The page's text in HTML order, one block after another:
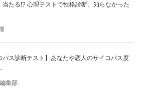
当たる!? 心理テストで性格診断。知らなかった
パス診断テスト】あなたや恋人のサイコパス度
集部